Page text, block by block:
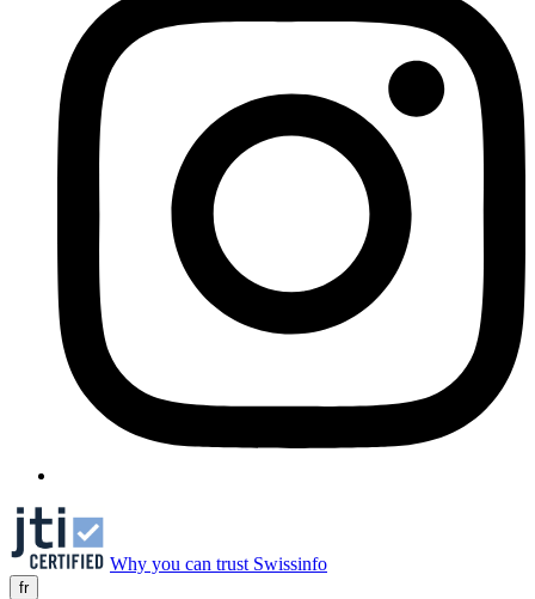
Why you can trust Swissinfo
fr